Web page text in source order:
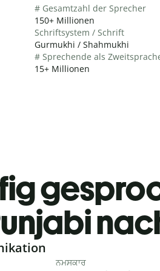
# Gesamtzahl der Sprecher
150+ Millionen
Schriftsystem / Schrift
Gurmukhi / Shahmukhi
# Sprechende als
15+ Millionen
ਨਮਸਕਾਰ